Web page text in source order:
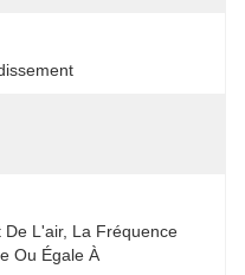
De L'air, La Fréquence
Ou Égale À